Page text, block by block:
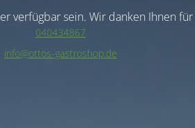
verfügbar sein. Wir danken Ihnen
040434867
info@ottos-gastroshop.de